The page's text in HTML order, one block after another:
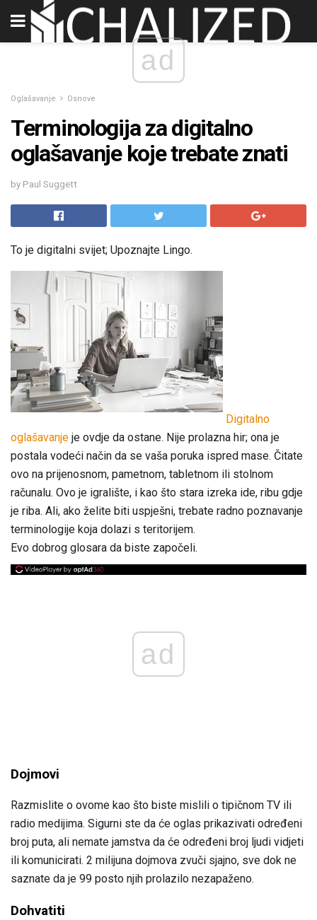
ad
Oglašavanje Osnove
Terminologija za digitalno
oglašavanje koje trebate znati
by Paul Suggett
To je digitalni svijet; Upoznajte Lingo.
Digitalno
oglašavanje je ovdje da ostane. Nije prolazna hir; ona je
postala vodeći način da se vaša poruka ispred mase. Čitate
ovo na prijenosnom, pametnom, tabletnom ili stolnom
računalu. Ovo je igralište, i kao što stara izreka ide, ribu gdje
je riba. Ali, ako želite biti uspješni, trebate radno poznavanje
terminologije koja dolazi s teritorijem.
Evo dobrog glosara da biste započeli.
ad
Dojmovi
Razmislite o ovome kao što biste mislili o tipičnom TV ili
radio medijima. Sigurni ste da će oglas prikazivati ​​određeni
broj puta, ali nemate jamstva da će određeni broj ljudi vidjeti
ili komunicirati. 2 milijuna dojmova zvuči sjajno, sve dok ne
saznate da je 99 posto njih prolazilo nezapaženo.
Dohvatiti